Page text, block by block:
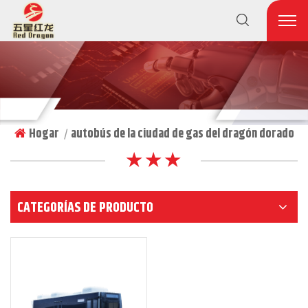
Hogar | autobús de la ciudad de gas del dragón dorado
★ ★ ★
CATEGORÍAS DE PRODUCTO